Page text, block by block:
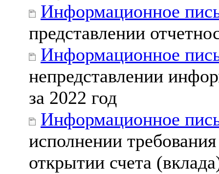
Информационное
представлении
Информационное
непредставлении
за 2022 год
Информационное
исполнении
открытии счета